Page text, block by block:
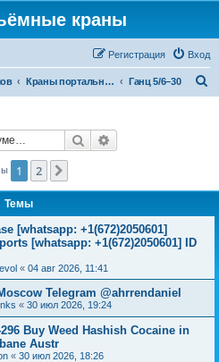
краны
Вход
Регистрация
Краны портальные Ганц 5/6–30
Поиск
1 2
Темы
[whatsapp: +1(672)2050601]
[whatsapp: +1(672)2050601] ID
« 04 авг 2026, 11:41
Telegram @ahrrendaniel
« 30 июл 2026, 19:24
Buy Weed Hashish Cocaine in
Austr
« 30 июл 2026, 18:26